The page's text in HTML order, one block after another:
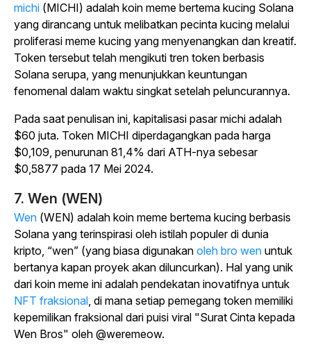
michi (MICHI) adalah koin meme bertema kucing Solana
yang dirancang untuk melibatkan pecinta kucing melalui
proliferasi meme kucing yang menyenangkan dan kreatif.
Token tersebut telah mengikuti tren token berbasis
Solana serupa, yang menunjukkan keuntungan
fenomenal dalam waktu singkat setelah peluncurannya.
Pada saat penulisan ini, kapitalisasi pasar michi adalah
$60 juta. Token MICHI diperdagangkan pada harga
$0,109, penurunan 81,4% dari ATH-nya sebesar
$0,5877 pada 17 Mei 2024.
7. Wen (WEN)
Wen (WEN) adalah koin meme bertema kucing berbasis
Solana yang terinspirasi oleh istilah populer di dunia
kripto, “wen” (yang biasa digunakan oleh bro wen untuk
bertanya kapan proyek akan diluncurkan). Hal yang unik
dari koin meme ini adalah pendekatan inovatifnya untuk
NFT fraksional, di mana setiap pemegang token memiliki
kepemilikan fraksional dari puisi viral "Surat Cinta kepada
Wen Bros" oleh @weremeow.